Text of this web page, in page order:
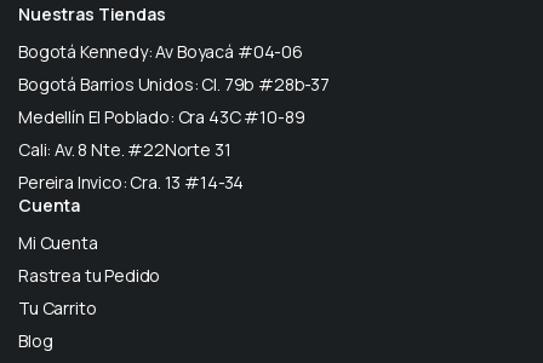
Nuestras Tiendas
Bogotá Kennedy: Av Boyacá #04-06
Bogotá Barrios Unidos: Cl. 79b #28b-37
Medellín El Poblado: Cra 43C #10-89
Cali: Av. 8 Nte. #22Norte 31
Pereira Invico: Cra. 13 #14-34
Cuenta
Mi Cuenta
Rastrea tu Pedido
Tu Carrito
Blog